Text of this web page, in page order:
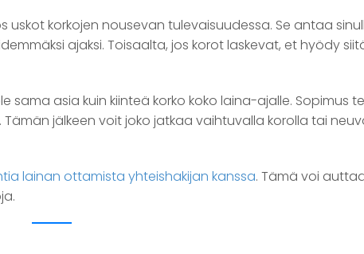
korkojen nousevan tulevaisuudessa. Se antaa
ajaksi. Toisaalta, jos korot laskevat, et hyödy
asia kuin kiinteä korko koko laina-ajalle. Sopimus
Tämän jälkeen voit joko jatkaa vaihtuvalla korolla tai
lainan ottamista yhteishakijan kanssa. Tämä voi